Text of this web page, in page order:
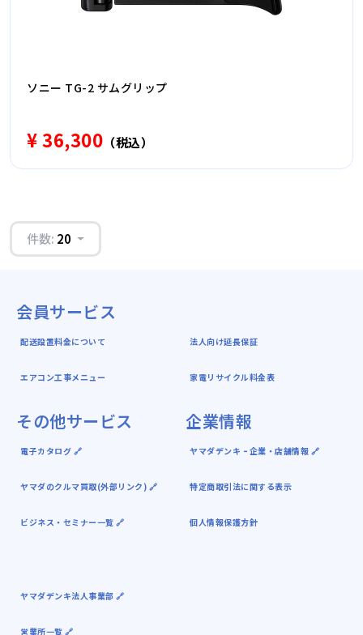
ソニー TG-2 サムグリップ
¥ 36,300 （税込）
件数: 20
会員サービス
配送設置料金について
エアコン工事メニュー
法人向け延長保証
家電リサイクル料金表
その他サービス
電子カタログ 🔗
ヤマダのクルマ買取(外部リンク) 🔗
ビジネス・セミナー一覧 🔗
企業情報
ヤマダデンキ ｰ 企業・店舗情報 🔗
特定商取引法に関する表示
個人情報保護方針
ヤマダデンキ法人事業部 🔗
営業所一覧 🔗